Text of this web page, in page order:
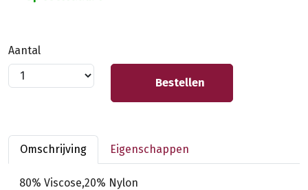
Aantal
Bestellen
Omschrijving Eigenschappen
80% Viscose,20% Nylon